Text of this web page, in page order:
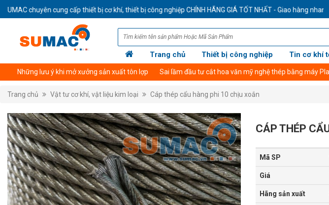
chuyên cung cấp thiết bị cơ khí, thiết bị công nghiệp CHÍNH HÃNG GIÁ TỐT NHẤT - Giao hàng nhanh
Trang chủ Thiết bị công nghiệp Tin cơ khí
Giới thiệu công ty Thông tin tài khoản thanh toán
Những lưu ý khi mở xưởng sản xuất tôn lợp Sai lầm đầu tư cắt hoa văn mỹ nghệ thép bằng máy
Trang chủ Vật tư cơ khí, vật liệu kim loại Cáp thép cẩu hàng phi 10 chịu xoắn
CÁP THÉP
Mã SP
Giá
Hãng sản xuất